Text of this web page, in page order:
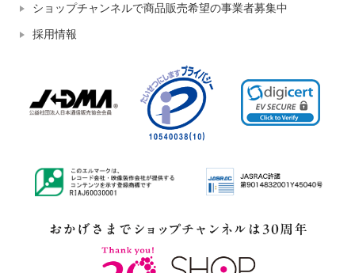
ショップチャンネルで商品販売希望の事業者募集中
採用情報